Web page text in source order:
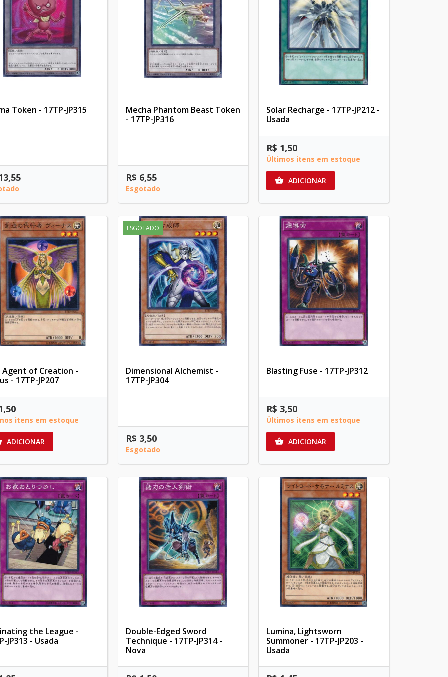
Token - 17TP-JP315
Mecha Phantom Beast Token
- 17TP-JP316
R$ 6,55
Esgotado
Solar Recharge - 17TP-JP212 -
Usada
R$ 1,50
Últimos itens em estoque
 ADICIONAR
Agent of Creation -
- 17TP-JP207
itens em estoque
ADICIONAR
ESGOTADO
Dimensional Alchemist -
17TP-JP304
R$ 3,50
Esgotado
Blasting Fuse - 17TP-JP312
R$ 3,50
Últimos itens em estoque
 ADICIONAR
the League -
JP313 - Usada
Double-Edged Sword
Technique - 17TP-JP314 -
Nova
Lumina, Lightsworn
Summoner - 17TP-JP203 -
Usada